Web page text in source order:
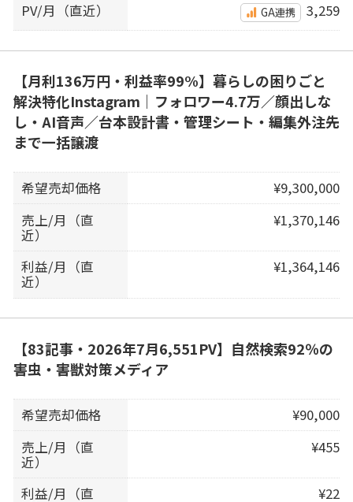
PV/月（直近） GA連携 3,259
【月利136万円・利益率99%】暮らしの困りごと
解決特化Instagram｜フォロワー4.7万／顔出しな
し・AI音声／台本設計書・管理シート・編集外注先
まで一括譲渡
希望売却価格
¥9,300,000
売上/月（直
近）
¥1,370,146
利益/月（直
近）
¥1,364,146
【83記事・2026年7月6,551PV】自然検索92％の
害虫・害獣対策メディア
希望売却価格
¥90,000
売上/月（直
近）
¥455
利益/月（直 ¥22